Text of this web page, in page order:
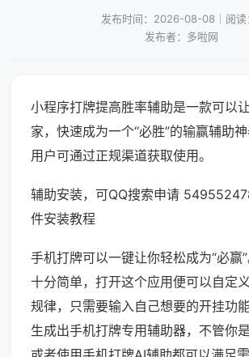
发布时间：2026-08-08｜阅读
发布者：多啦网
小程序打牌提高胜率辅助是一款可以
家，快速成为一个“必胜”的输赢辅助
用户可通过正规渠道获取使用。
辅助安装，可QQ搜索申请
件安装教程
手机打牌可以一键让你轻松成为“必赢
十分简单，打开这个应用便可以自定
规律，只需要输入自己想要的开挂功
生成出手机打牌专用辅助器，不管你